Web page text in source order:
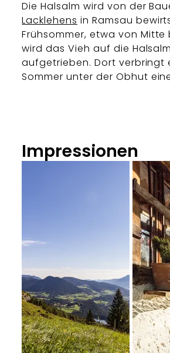
Die Halsalm wird von der
Lacklehens in Ramsau
Frühsommer, etwa von Mitte
wird das Vieh auf die Halsalm
aufgetrieben. Dort verbringt
Sommer unter der Obhut
Impressionen